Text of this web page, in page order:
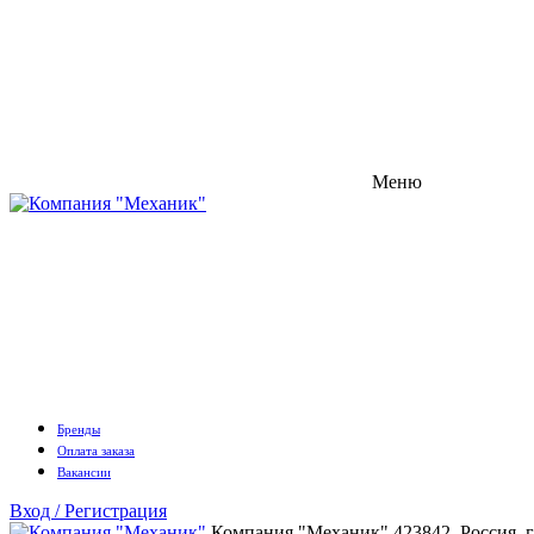
Меню
Бренды
Оплата заказа
Вакансии
Вход / Регистрация